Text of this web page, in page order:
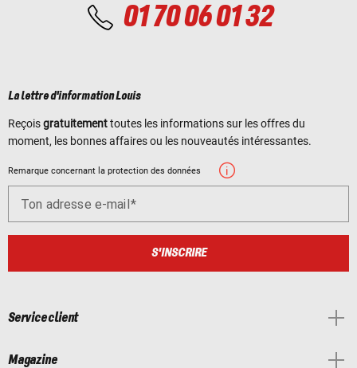
01 70 06 01 32
La lettre d'information Louis
Reçoisgratuitementtoutes les informations sur les offres du
moment, les bonnes affaires ou les nouveautés intéressantes.
Remarque concernant la protection des données
Ton adresse e-mail
S'INSCRIRE
Service client
Magazine